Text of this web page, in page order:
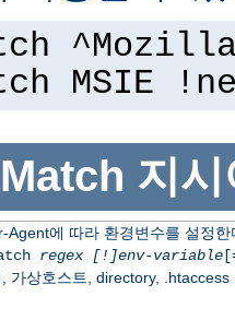
MSIE
지시
Agent에 따라 환경변수를 설정한
regex [!]env-variable
가상호스트, directory, .htaccess